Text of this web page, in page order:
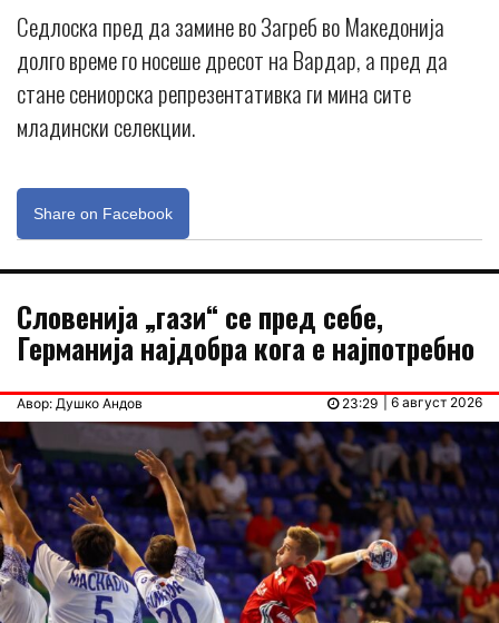
Седлоска пред да замине во Загреб во Македонија
долго време го носеше дресот на Вардар, а пред да
стане сениорска репрезентативка ги мина сите
младински селекции.
Share on Facebook
Словенија „гази“ се пред себе,
Германија најдобра кога е најпотребно
Авор: Душко Андов | 6 август 2026
23:29